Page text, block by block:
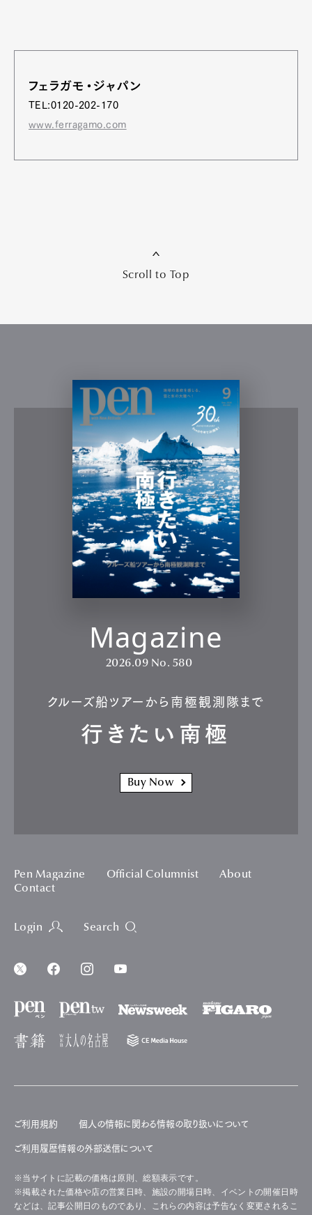
フェラガモ・ジャパン
TEL:0120-202-170
www.ferragamo.com
Scroll to Top
Magazine
2026.09 No. 580
クルーズ船ツアーから南極観測隊まで
行きたい南極
Buy Now
Pen Magazine Official Columnist
About
Contact
Login Search
ご利用規約 個人の情報に関わる情報の取り扱いについて
ご利用履歴情報の外部送信について
※当サイトに記載の価格は原則、総額表示です。
※掲載された価格や店の営業日時、施設の開場日時、イベントの開催日時
などは、記事公開日のものであり、これらの内容は予告なく変更されるこ